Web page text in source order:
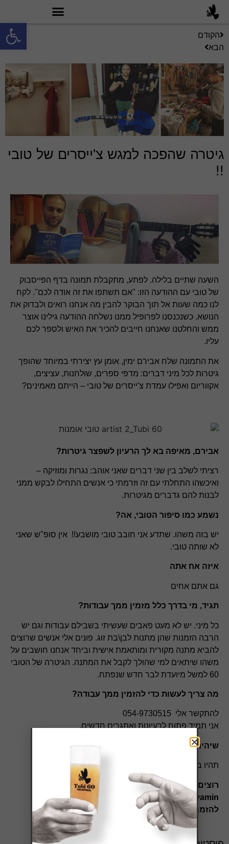
פתח
הקודם
הבא
גיטרה שהפכה למגש צ'ייסרים של טובי
!!
השעה שתיים בלילה. לפתע, מתקבלת תמונה בדף הפייסבוק
של טובי עם ההודעה הזו: "אם תשתפו את זה אודה לכם". לקח
לנו כמה שעות אל תוך הבוקר להבין מה אנחנו רואים ולבדוק את
הנושא. כשנכנסנו לפרופיל ממנו נשלחה ההודעה גילינו אוצר
ממש והחלטנו שאנחנו חייבים להכיר את האיש ולספר לכם
עליו.
את התמונה שלח אבירם ימין, אומן עץ יצירתי במיוחד שהופך
גיטרות לכל מיני דברים: מדפי ספרים, שולחנות, עציצים,
אקווריום ואפילו עמדת צ'ייסרים של טובי – הייתם מאמינים?
אבירם, מאיפה בא לך הרעיון לשפצר גיטרות?
רציתי לשלב בין שני דברים שאני אוהב: נגרות ומוזיקה –
ואיכשהו התחלתי עם זה וזרמתי כי אנשים התחילו לבקש ממני
לבנות להם גדברים מגיטרות.
נשמע כמו סיפור הטובי, אה?
יש בזה משהו. שתדע אני חובב טובי מושבע!! אין סופ"ש שאני
לא שותה טובי.
איזה אח אתה
גם אתם אחים
תגיד, מי בדרך כלל מזמין ממך עבודות?
כל מיני. יש לא מעט פאבים שעשיתי בשבילם עבודות וגם יש
הרבה הזמנות שהן מתנות לבן\בת זוג. פונים אלי אנשים שרוצים
להביא מתנה מקורית ומותאמת אישית וביחד אנחנו חושבים על
משהו שיתאים למי שהולך לקבל את המתנה. הגיטרה של הטובי
60 למשל מיועדת לבר חדש שנפתח.
מה צריך לעשות כדי להזמין ממך עבודה?
להתקשר אלי 054-9730515
אני תמיד פתוח לרעיונות ואתגרים חדשים.
שיהיה לך המון בהצלחה!
תהיו בריאים!!
רוצים לראות עוד? כנסו לפייסבוק של אבירם:
https://www.facebook.com/aviram.yamin
להזמנת עבודות ומתנות: 054-9730515